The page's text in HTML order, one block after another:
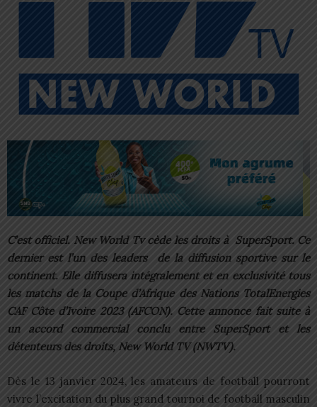
C’est officiel. New World Tv cède les droits à SuperSport. Ce
dernier est l’un des leaders de la diffusion sportive sur le
continent. Elle diffusera intégralement et en exclusivité tous
les matchs de la Coupe d’Afrique des Nations TotalEnergies
CAF Côte d’Ivoire 2023 (AFCON). Cette annonce fait suite à
un accord commercial conclu entre SuperSport et les
détenteurs des droits, New World TV (NWTV).
Dès le 13 janvier 2024, les amateurs de football pourront
vivre l’excitation du plus grand tournoi de football masculin